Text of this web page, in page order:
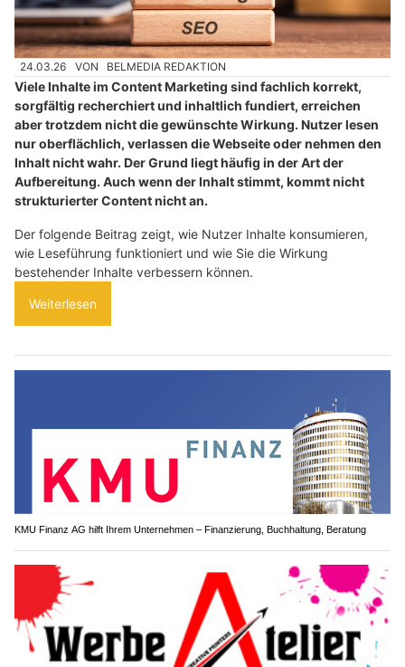
24.03.26 VON BELMEDIA REDAKTION
Viele Inhalte im Content Marketing sind fachlich korrekt,
sorgfältig recherchiert und inhaltlich fundiert, erreichen
aber trotzdem nicht die gewünschte Wirkung. Nutzer lesen
nur oberflächlich, verlassen die Webseite oder nehmen den
Inhalt nicht wahr. Der Grund liegt häufig in der Art der
Aufbereitung. Auch wenn der Inhalt stimmt, kommt nicht
strukturierter Content nicht an.
Der folgende Beitrag zeigt, wie Nutzer Inhalte konsumieren,
wie Leseführung funktioniert und wie Sie die Wirkung
bestehender Inhalte verbessern können.
Weiterlesen
KMU Finanz AG hilft Ihrem Unternehmen – Finanzierung, Buchhaltung, Beratung